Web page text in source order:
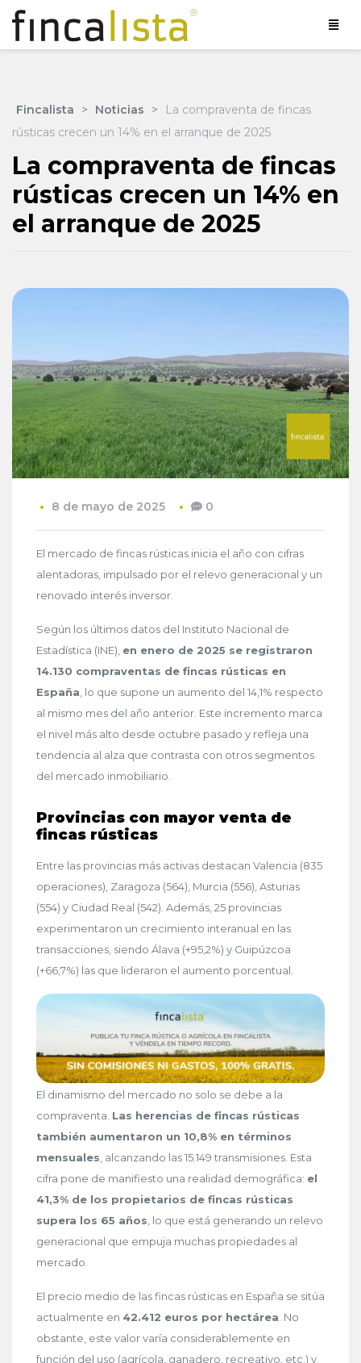
Fincalista > Noticias >
La compraventa de fincas
rústicas crecen un 14% en el arranque de 2025
La compraventa de fincas
rústicas crecen un 14% en
el arranque de 2025
8 de mayo de 2025 0
El mercado de fincas rústicas inicia el año con cifras
alentadoras, impulsado por el relevo generacional y un
renovado interés inversor.
Según los últimos datos del Instituto Nacional de
Estadística (INE), en enero de 2025 se registraron
14.130 compraventas de fincas rústicas en
España , lo que supone un aumento del 14,1% respecto
al mismo mes del año anterior. Este incremento marca
el nivel más alto desde octubre pasado y refleja una
tendencia al alza que contrasta con otros segmentos
del mercado inmobiliario.
Provincias con mayor venta de
fincas rústicas
Entre las provincias más activas destacan Valencia (835
operaciones), Zaragoza (564), Murcia (556), Asturias
(554) y Ciudad Real (542). Además, 25 provincias
experimentaron un crecimiento interanual en las
transacciones, siendo Álava (+95,2%) y Guipúzcoa
(+66,7%) las que lideraron el aumento porcentual.
El dinamismo del mercado no solo se debe a la
compraventa. Las herencias de fincas rústicas
también aumentaron un 10,8% en términos
mensuales , alcanzando las 15.149 transmisiones. Esta
cifra pone de manifiesto una realidad demográfica: el
41,3% de los propietarios de fincas rústicas
supera los 65 años , lo que está generando un relevo
generacional que empuja muchas propiedades al
mercado.
El precio medio de las fincas rústicas en España se sitúa
actualmente en 42.412 euros por hectárea . No
obstante, este valor varía considerablemente en
función del uso (agrícola, ganadero, recreativo, etc.) y